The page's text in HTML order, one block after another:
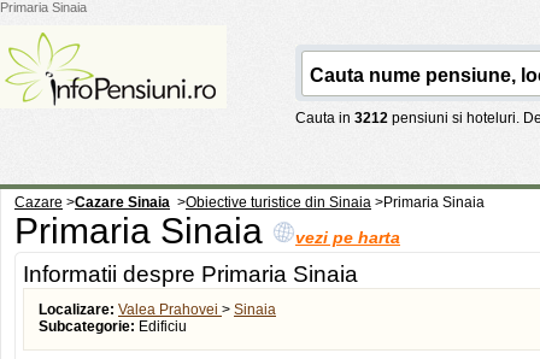
Primaria Sinaia
Cauta in 3212 pensiuni si hoteluri.
Cazare >Cazare Sinaia >Obiective turistice din Sinaia >Primaria Sinaia
Primaria Sinaia vezi pe harta
Informatii despre Primaria Sinaia
Localizare: Valea Prahovei > Sinaia
Subcategorie: Edificiu